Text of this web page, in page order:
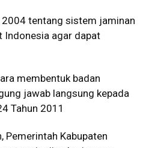
tentang sistem jaminan
Indonesia agar dapat
membentuk badan
jawab langsung kepada
Tahun 2011
Pemerintah Kabupaten